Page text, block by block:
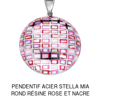
PENDENTIF ACIER STELLA MIA
ROND RÉSINE ROSE ET NACRE